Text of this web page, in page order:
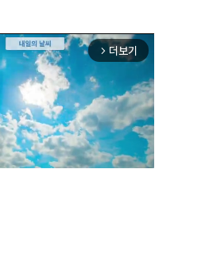
arrow_forward_ios 더보기